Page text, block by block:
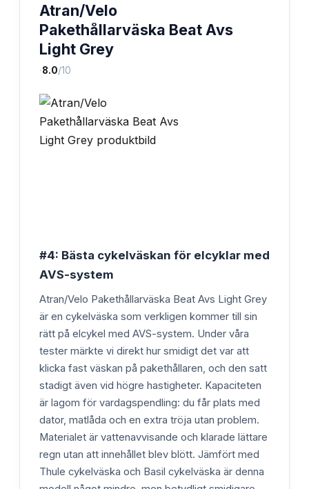
Atran/Velo
Pakethållarväska Beat Avs
Light Grey
·8.0/10
#4: Bästa cykelväskan för elcyklar med
AVS-system
Atran/Velo Pakethållarväska Beat Avs Light Grey
är en cykelväska som verkligen kommer till sin
rätt på elcykel med AVS-system. Under våra
tester märkte vi direkt hur smidigt det var att
klicka fast väskan på pakethållaren, och den satt
stadigt även vid högre hastigheter. Kapaciteten
är lagom för vardagspendling: du får plats med
dator, matlåda och en extra tröja utan problem.
Materialet är vattenavvisande och klarade lättare
regn utan att innehållet blev blött. Jämfört med
Thule cykelväska och Basil cykelväska är denna